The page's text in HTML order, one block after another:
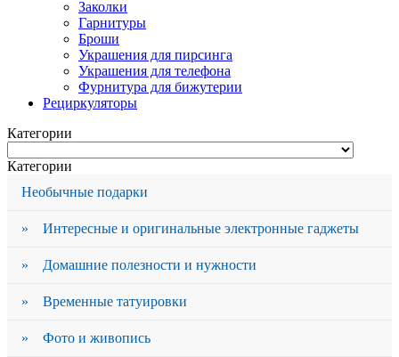
Заколки
Гарнитуры
Броши
Украшения для пирсинга
Украшения для телефона
Фурнитура для бижутерии
Рециркуляторы
Категории
Категории
Необычные подарки
» Интересные и оригинальные электронные гаджеты
» Домашние полезности и нужности
» Временные татуировки
» Фото и живопись